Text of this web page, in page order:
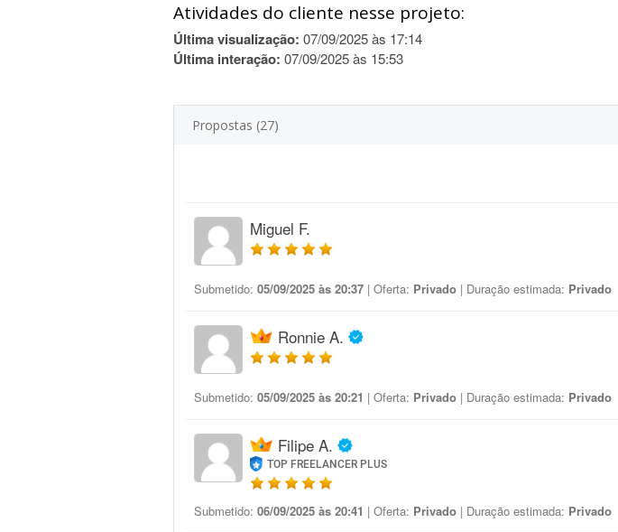
Atividades do cliente nesse projeto:
Última visualização: 07/09/2025 às 17:14
Última interação: 07/09/2025 às 15:53
Propostas (27)
Miguel F.
Submetido: 05/09/2025 às 20:37 | Oferta: Privado | Duração estimada: Privado
Ronnie A.
Submetido: 05/09/2025 às 20:21 | Oferta: Privado | Duração estimada: Privado
Filipe A.
TOP FREELANCER PLUS
Submetido: 06/09/2025 às 20:41 | Oferta: Privado | Duração estimada: Privado